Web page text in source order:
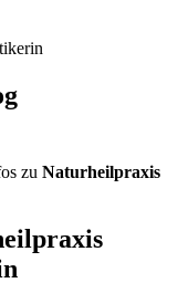
zu Naturheilpraxis